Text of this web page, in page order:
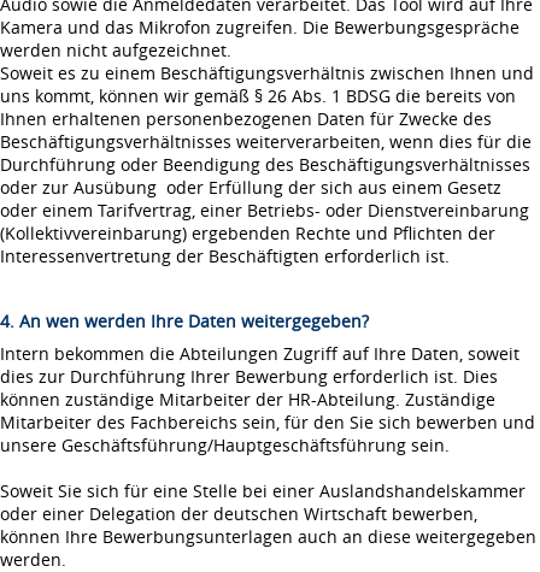
Kamera und das Mikrofon zugreifen. Die Bewerbungsgespräche
werden nicht aufgezeichnet.
Soweit es zu einem Beschäftigungsverhältnis zwischen Ihnen und
uns kommt, können wir gemäß § 26 Abs. 1 BDSG die bereits von
Ihnen erhaltenen personenbezogenen Daten für Zwecke des
Beschäftigungsverhältnisses weiterverarbeiten, wenn dies für die
Durchführung oder Beendigung des Beschäftigungsverhältnisses
oder zur Ausübung oder Erfüllung der sich aus einem Gesetz
oder einem Tarifvertrag, einer Betriebs- oder Dienstvereinbarung
(Kollektivvereinbarung) ergebenden Rechte und Pflichten der
Interessenvertretung der Beschäftigten erforderlich ist.
4. An wen werden Ihre Daten weitergegeben?
Intern bekommen die Abteilungen Zugriff auf Ihre Daten, soweit
dies zur Durchführung Ihrer Bewerbung erforderlich ist. Dies
können zuständige Mitarbeiter der HR-Abteilung. Zuständige
Mitarbeiter des Fachbereichs sein, für den Sie sich bewerben und
unsere Geschäftsführung/Hauptgeschäftsführung sein.
Soweit Sie sich für eine Stelle bei einer Auslandshandelskammer
oder einer Delegation der deutschen Wirtschaft bewerben,
können Ihre Bewerbungsunterlagen auch an diese weitergegeben
werden.